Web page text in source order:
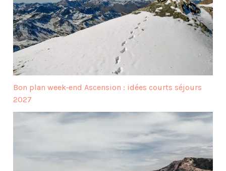
Bon plan week‑end Ascension : idées courts séjours
2027